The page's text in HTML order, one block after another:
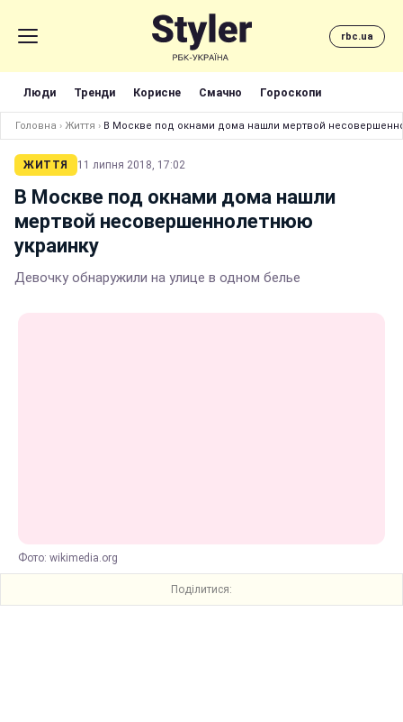
rbc.ua
Люди Тренди Корисне Смачно Гороскопи
Головна › Життя › В Москве под окнами дома нашли мертвой
ЖИТТЯ 11 липня 2018, 17:02
В Москве под окнами дома нашли
мертвой несовершеннолетнюю
украинку
Девочку обнаружили на улице в одном белье
Фото: wikimedia.org
Поділитися: